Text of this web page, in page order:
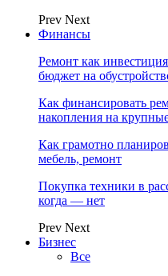
Prev Next
Финансы
Ремонт как
бюджет на
Как финансировать
накопления на
Как грамотно
мебель, ремонт
Покупка техники в
когда — нет
Prev Next
Бизнес
Все